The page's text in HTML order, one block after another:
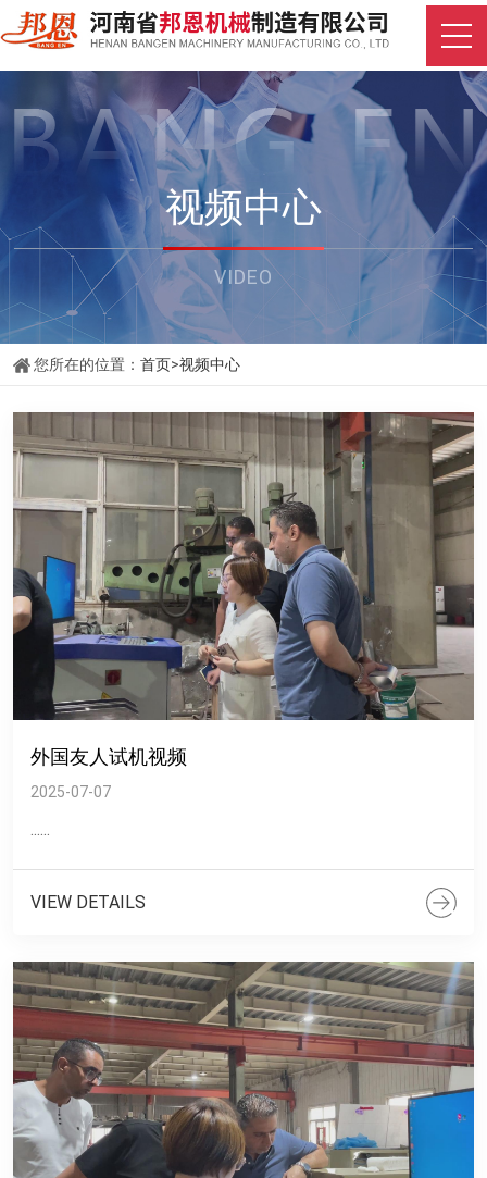
视频中心
VIDEO
您所在的位置： 首页>视频中心
外国友人试机视频
2025-07-07
VIEW DETAILS